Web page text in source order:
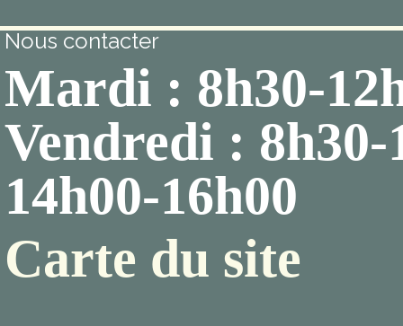
Nous contacter
Mardi : 8h30-
Vendredi : 8h30-
14h00-16h00
Carte du site